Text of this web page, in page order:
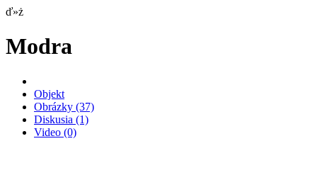
ď»ż
Modra
Objekt
Obrázky (37)
Diskusia (1)
Video (0)